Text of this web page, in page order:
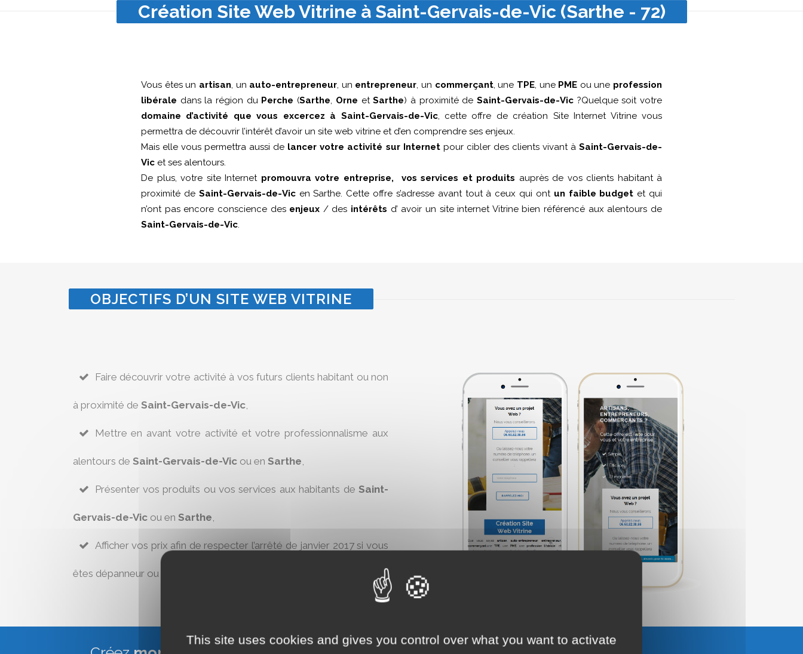
Création Site Web Vitrine à Saint-Gervais-de-Vic (Sarthe - 72)
Vous êtes un artisan, un auto-entrepreneur, un entrepreneur, un commerçant, une TPE, une PME ou une profession
libérale dans la région du Perche (Sarthe, Orne etSarthe) à proximité de Saint-Gervais-de-Vic?Quelque soit votre
domaine d’activité que vous excercez à Saint-Gervais-de-Vic, cette offre de création Site Internet Vitrine vous
permettra de découvrir l’intérêt d’avoir un site web vitrine et d’en comprendre ses enjeux.
Mais elle vous permettra aussi de lancer votre activité sur Internetpour cibler des clients vivant àSaint-Gervais-de-
Vic et ses alentours.
De plus, votre site Internet promouvra votre entreprise, vos services et produits auprès de vos clients habitant à
proximité de Saint-Gervais-de-Vicen Sarthe. Cette offre s’adresse avant tout à ceux qui ont un faible budget et qui
n’ont pas encore conscience des enjeux / des intérêts d’ avoir un site internet Vitrine bien référencé aux alentours de
Saint-Gervais-de-Vic.
OBJECTIFS D’UN SITE WEB VITRINE
Faire découvrir votre activité à vos futurs clients habitant ou non
à proximité de Saint-Gervais-de-Vic,
Mettre en avant votre activité et votre professionnalisme aux
alentours de Saint-Gervais-de-Vicou en Sarthe
Présenter vos produits ou vos services aux habitants de Saint-
Gervais-de-Vicou en Sarthe
Afficher vos prix afin de respecter l’arrêté de janvier 2017 si vous
êtes dépanneur ou réparateur à
This site uses cookies and gives you control over what you want to activate